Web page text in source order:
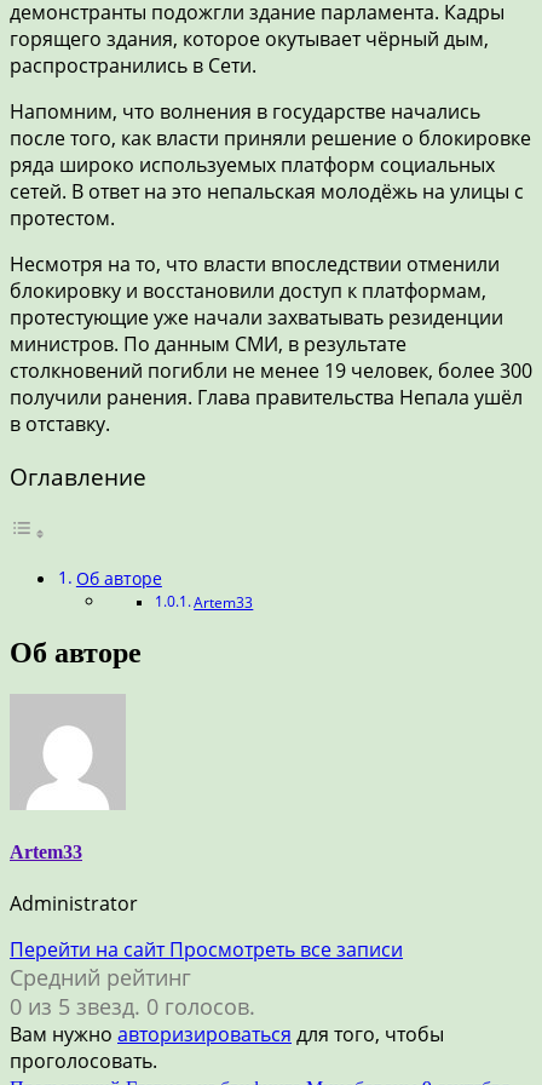
демонстранты подожгли здание парламента. Кадры
горящего здания, которое окутывает чёрный дым,
распространились в Сети.
Напомним, что волнения в государстве начались
после того, как власти приняли решение о блокировке
ряда широко используемых платформ социальных
сетей. В ответ на это непальская молодёжь на улицы с
протестом.
Несмотря на то, что власти впоследствии отменили
блокировку и восстановили доступ к платформам,
протестующие уже начали захватывать резиденции
министров. По данным СМИ, в результате
столкновений погибли не менее 19 человек, более 300
получили ранения. Глава правительства Непала ушёл
в отставку.
Оглавление
Об авторе
Artem33
Об авторе
Artem33
Administrator
Перейти на сайтПросмотреть все записи
Средний рейтинг
0 из 5 звезд. 0 голосов.
Вам нужно авторизироваться для того, чтобы
проголосовать.